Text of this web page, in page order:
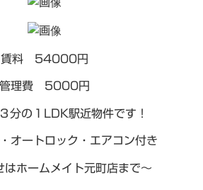
賃料 54000円
管理費 5000円
分の１LDK駅近物件です！
オートロック・エアコン付き
はホームメイト元町店まで～